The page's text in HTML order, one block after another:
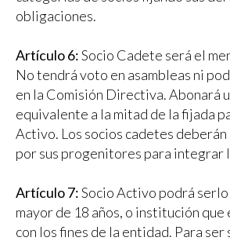
obligaciones.
Artículo 6:Socio Cadete será el
No tendrá voto en asambleas ni
en la Comisión Directiva. Abonará
equivalente a la mitad de la fijada
Activo. Los socios cadetes
por sus progenitores para integrar
Artículo 7:Socio Activo podrá
mayor de 18 años, o institución que
con los fines de la entidad. Para